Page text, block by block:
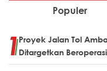
Populer
Proyek Jalan Tol
Ditargetkan